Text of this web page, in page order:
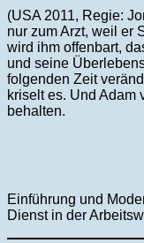
(USA 2011, Regie:
nur zum Arzt, weil er
wird ihm offenbart,
und seine
folgenden Zeit
kriselt es. Und Adam
behalten.
Einführung und
Dienst in der